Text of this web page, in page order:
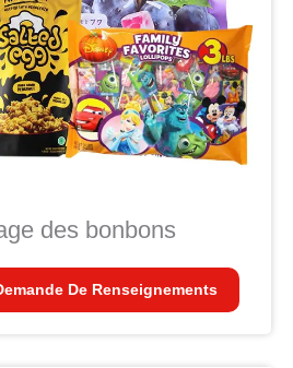
des bonbons
De Renseignements